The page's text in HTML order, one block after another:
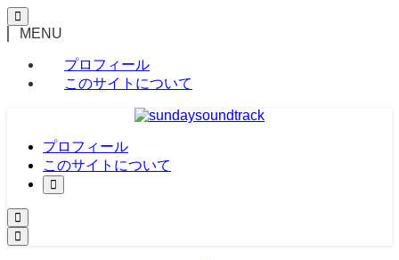
MENU
プロフィール
このサイトについて
プロフィール
このサイトについて